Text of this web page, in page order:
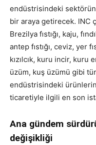
endüstrisindeki
bir araya getirecek. INC
Brezilya fıstığı, kaju,
antep fıstığı, ceviz, yer
kızılcık, kuru incir,
üzüm, kuş üzümü gibi
endüstrisindeki
ticaretiyle ilgili en son
Ana gündem
değişikliği